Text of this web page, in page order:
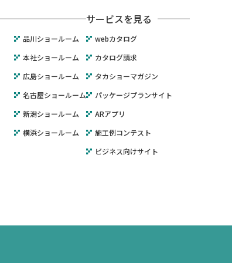
品川ショールーム
本社ショールーム
広島ショールーム
名古屋ショールーム
新潟ショールーム
横浜ショールーム
サービスを見る
webカタログ
カタログ請求
タカショーマガジン
パッケージプランサイト
ARアプリ
施工例コンテスト
ビジネス向けサイト